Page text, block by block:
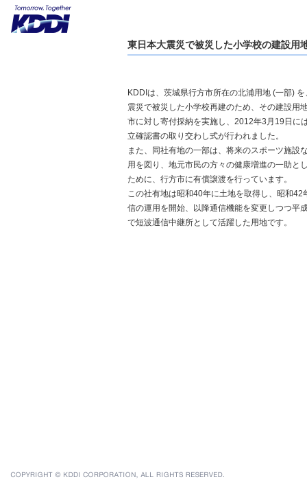
東日本大震災で被災した小学校の建設用
KDDIは、茨城県行方市所在の北浦用地 (一部)
震災で被災した小学校再建のため、その建設用
市に対し寄付採納を実施し、2012年3月19日に
立確認書の取り交わし式が行われました。
また、同社有地の一部は、将来のスポーツ施設
用を図り、地元市民の方々の健康増進の一助と
ために、行方市に有償譲渡を行っています。
この社有地は昭和40年に土地を取得し、昭和42
信の運用を開始、以降通信機能を変更しつつ平
で短波通信中継所として活躍した用地です。